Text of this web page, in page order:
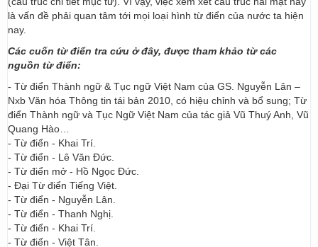
là vấn đề phải quan tâm tới mọi loại hình từ điển của nước ta hiện
nay.
Các cuốn từ điển tra cứu ở đây, được tham khảo từ các
nguồn từ điển:
- Từ điển Thành ngữ & Tục ngữ Việt Nam của GS. Nguyễn Lân –
Nxb Văn hóa Thông tin tái bản 2010, có hiệu chỉnh và bổ sung; Từ
điển Thành ngữ và Tục Ngữ Việt Nam của tác giả Vũ Thuý Anh, Vũ
Quang Hào…
- Từ điển - Khai Trí.
- Từ điển - Lê Văn Đức.
- Từ điển mở - Hồ Ngọc Đức.
- Đại Từ điển Tiếng Việt.
- Từ điển - Nguyễn Lân.
- Từ điển - Thanh Nghị.
- Từ điển - Khai Trí.
- Từ điển - Việt Tân.